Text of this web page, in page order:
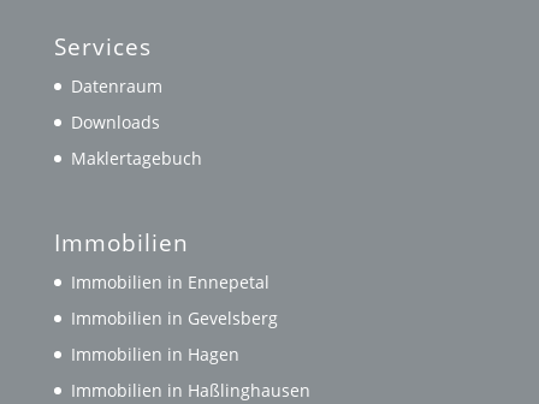
Services
Datenraum
Downloads
Maklertagebuch
Immobilien
Immobilien in Ennepetal
Immobilien in Gevelsberg
Immobilien in Hagen
Immobilien in Haßlinghausen